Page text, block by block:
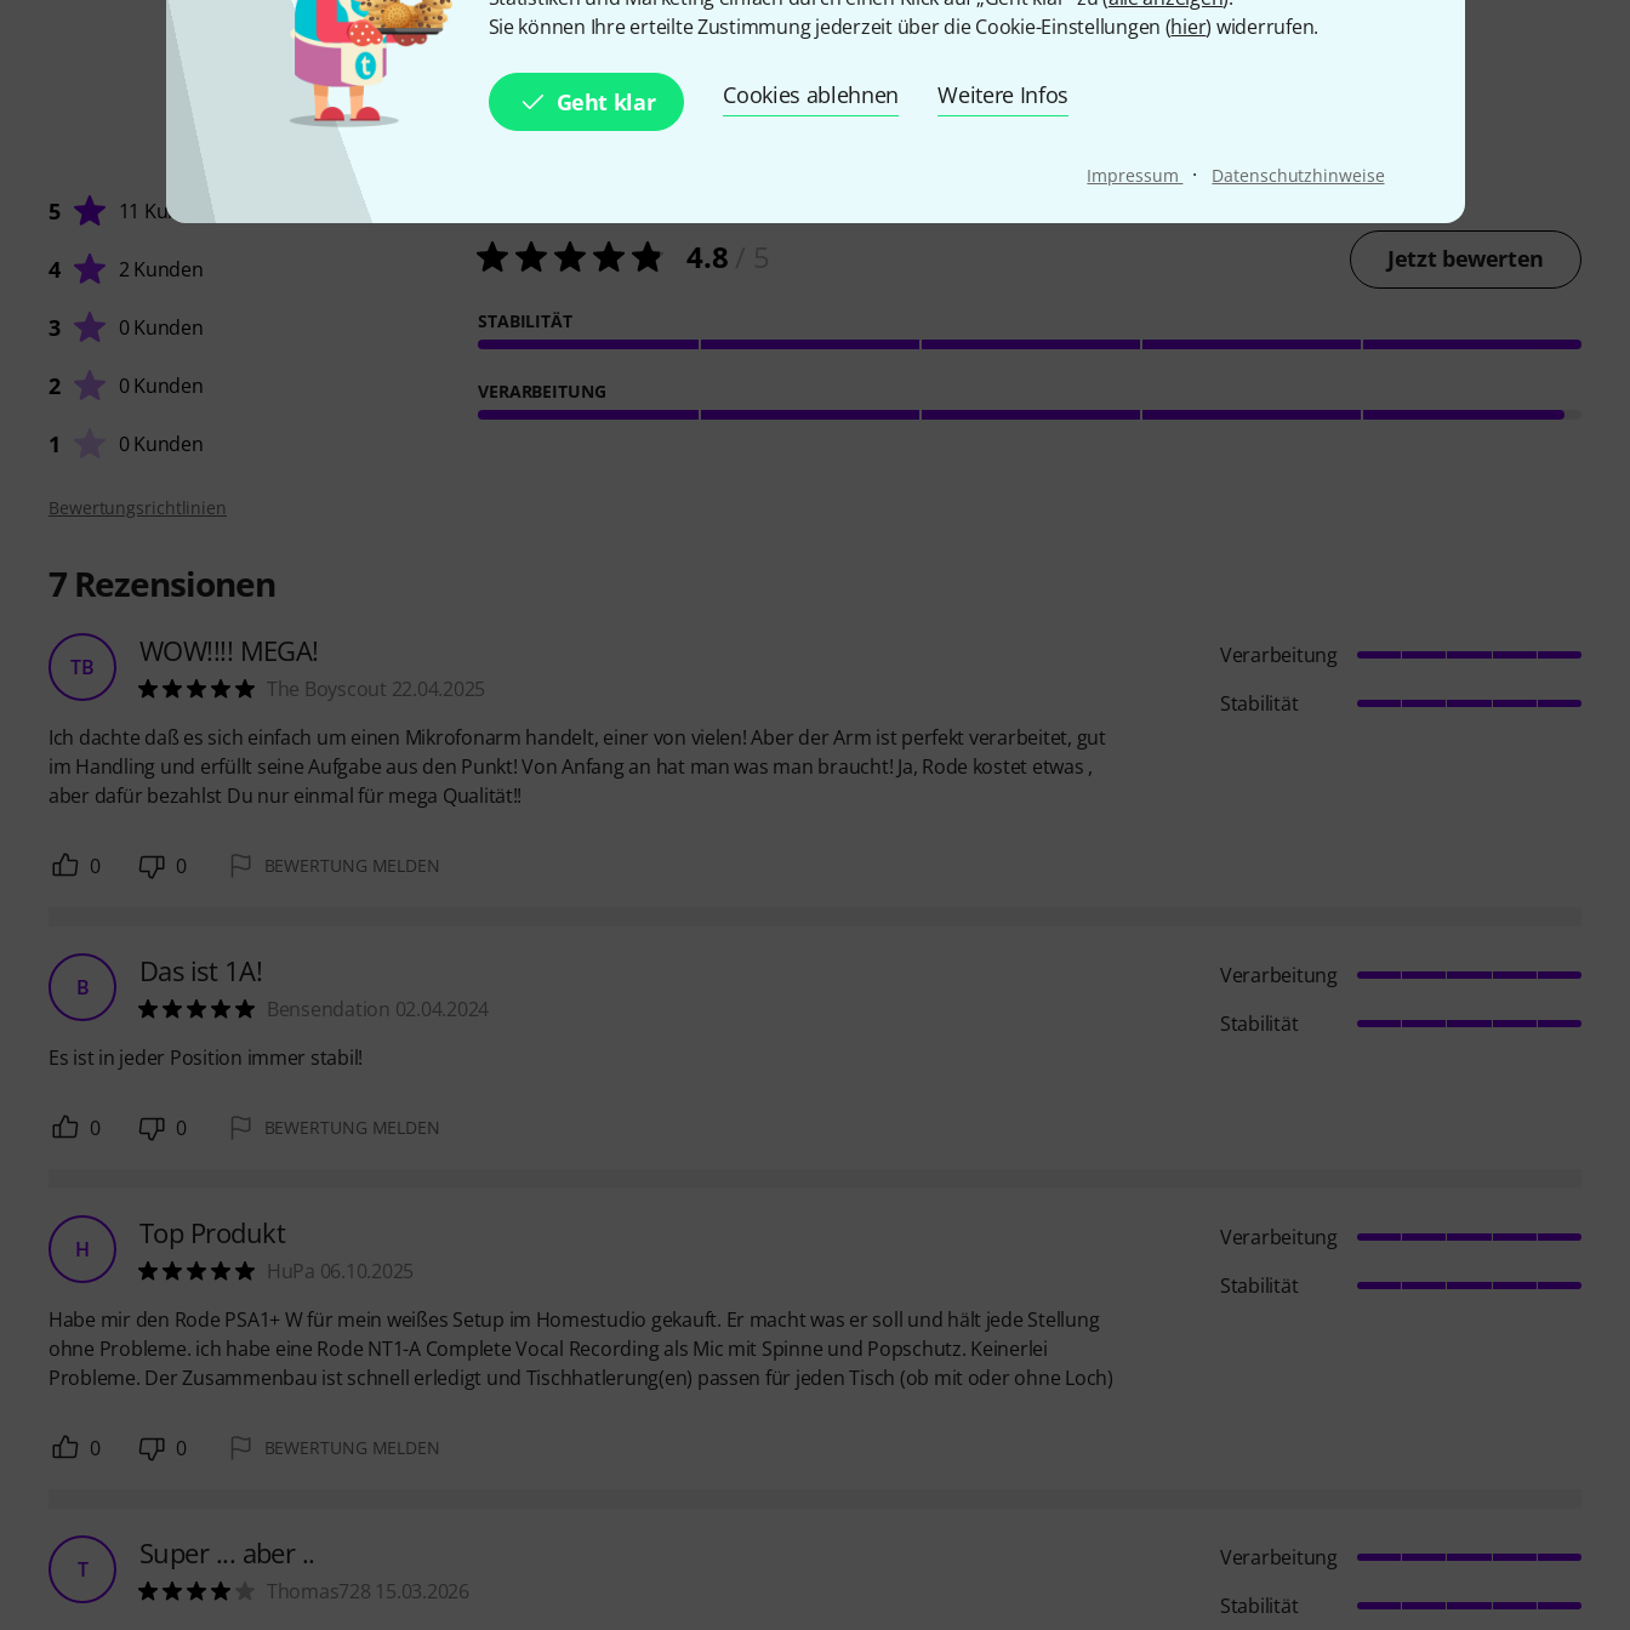
Sie können Ihre erteilte Zustimmung jederzeit über die Cookie-Einstellungen (hier) widerrufen.
Geht klar Cookies ablehnen Weitere Infos
Impressum · Datenschutzhinweise
13Kundenbewertungen
5 11 Kunden
4 2 Kunden
3 0 Kunden
2 0 Kunden
1 0 Kunden
4.8 Jetzt bewerten
STABILITÄT
VERARBEITUNG
Bewertungsrichtlinien
7 Rezensionen
TB WOW!!!! MEGA!
The Boyscout 22.04.2025
Ich dachte daß es sich einfach um einen Mikrofonarm handelt, einer von vielen! Aber der Arm ist perfekt verarbeitet, gut
im Handling und erfüllt seine Aufgabe aus den Punkt! Von Anfang an hat man was man braucht! Ja, Rode kostet etwas ,
aber dafür bezahlst Du nur einmal für mega Qualität!!
Verarbeitung
Stabilität
0 0 BEWERTUNG MELDEN
B Das ist 1A!
Bensendation 02.04.2024
Es ist in jeder Position immer stabil!
Verarbeitung
Stabilität
0 0 BEWERTUNG MELDEN
H Top Produkt
HuPa 06.10.2025
Habe mir den Rode PSA1+ W für mein weißes Setup im Homestudio gekauft. Er macht was er soll und hält jede Stellung
ohne Probleme. ich habe eine Rode NT1-A Complete Vocal Recording als Mic mit Spinne und Popschutz. Keinerlei
Probleme. Der Zusammenbau ist schnell erledigt und Tischhatlerung(en) passen für jeden Tisch (ob mit oder ohne Loch)
Verarbeitung
Stabilität
0 0 BEWERTUNG MELDEN
T Super ... aber ..
Thomas728 15.03.2026
Verarbeitung
Stabilität